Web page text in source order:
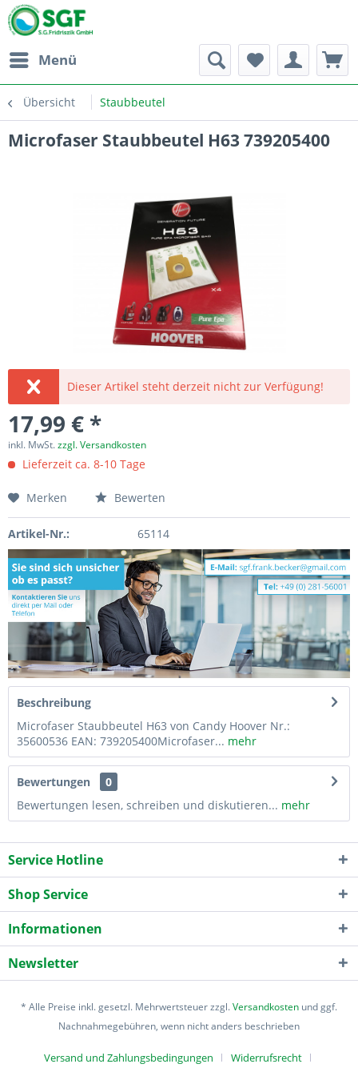
Menü
Übersicht Staubbeutel
Microfaser Staubbeutel H63 739205400
Dieser Artikel steht derzeit nicht zur Verfügung!
17,99 € *
inkl. MwSt.zzgl. Versandkosten
Lieferzeit ca. 8-10 Tage
Merken Bewerten
Artikel-Nr.: 65114
Beschreibung
Microfaser Staubbeutel H63 von Candy Hoover Nr.:
35600536 EAN: 739205400Microfaser... mehr
Bewertungen
0
Bewertungen lesen, schreiben und diskutieren... mehr
Service Hotline
Shop Service
Informationen
Newsletter
* Alle Preise inkl. gesetzl. Mehrwertsteuer zzgl.Versandkosten und ggf.
Nachnahmegebühren, wenn nicht anders beschrieben
Versand und Zahlungsbedingungen Widerrufsrecht